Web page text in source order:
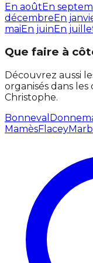
En aoûtEn
décembreEn
maiEn juinEn
Que faire à
Découvrez aussi
organisés dans
Christophe.
Bonneval
MamèsFlacey